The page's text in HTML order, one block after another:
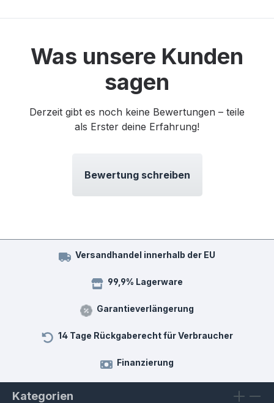
Was unsere Kunden
sagen
Derzeit gibt es noch keine Bewertungen – teile
als Erster deine Erfahrung!
Bewertung schreiben
Versandhandel innerhalb der EU
99,9% Lagerware
Garantieverlängerung
14 Tage Rückgaberecht für Verbraucher
Finanzierung
Kategorien